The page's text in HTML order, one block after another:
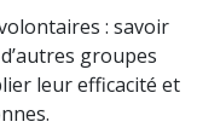
: savoir
groupes
leur efficacité et